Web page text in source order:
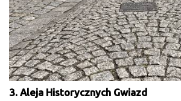
3. Aleja Historycznych Gwiazd